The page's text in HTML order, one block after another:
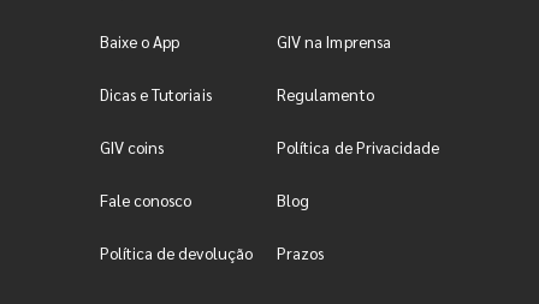
Baixe o App GIV na Imprensa
Dicas e Tutoriais Regulamento
GIV coins Política de Privacidade
Fale conosco Blog
Política de devolução Prazos